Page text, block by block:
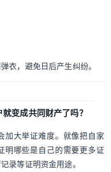
衣，避免日后产生纠纷。
变成共同财产了吗？
加大举证难度。就像把自家
明哪些是自己的需要更多证
录等证明资金用途。